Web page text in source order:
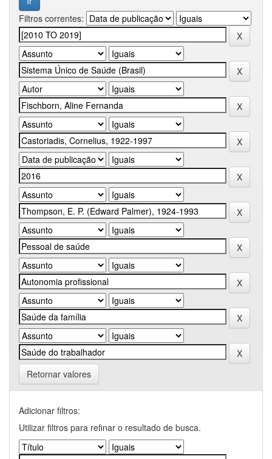
Filtros correntes:
Retornar valores
Adicionar filtros:
Utilizar filtros para refinar o resultado de busca.